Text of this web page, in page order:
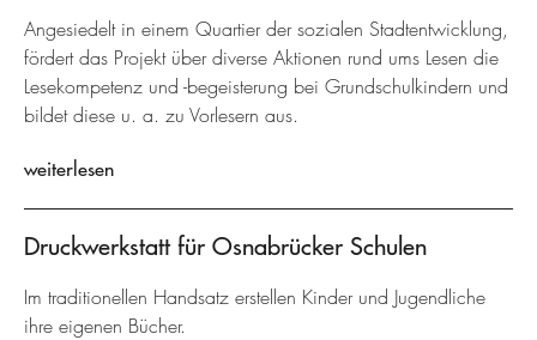
Angesiedelt in einem Quartier der sozialen Stadtentwicklung,
fördert das Projekt über diverse Aktionen rund ums Lesen die
Lesekompetenz und -begeisterung bei Grundschulkindern und
bildet diese u. a. zu Vorlesern aus.
weiterlesen
Druckwerkstatt für Osnabrücker Schulen
Im traditionellen Handsatz erstellen Kinder und Jugendliche
ihre eigenen Bücher.